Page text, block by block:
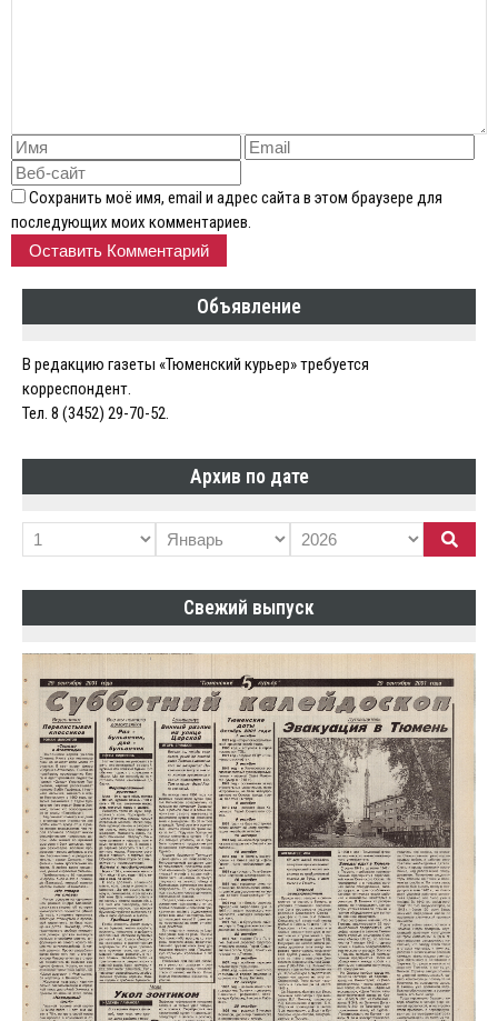
Сохранить моё имя, email и адрес сайта в этом браузере для
последующих моих комментариев.
Объявление
В редакцию газеты «Тюменский курьер» требуется
корреспондент.
Тел. 8 (3452) 29-70-52.
Архив по дате
Свежий выпуск